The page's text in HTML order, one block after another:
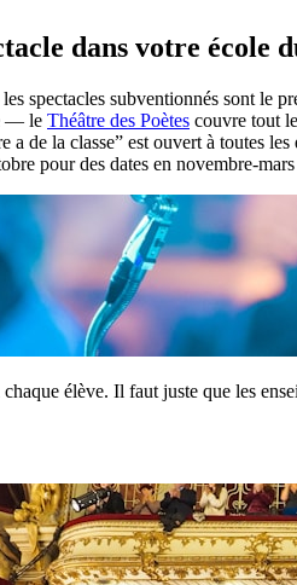
dans votre école
spectacles subventionnés sont le
— le Théâtre des Poètes couvre tout
de la classe” est ouvert à toutes les
pour des dates en novembre-mars
élève. Il faut juste que les